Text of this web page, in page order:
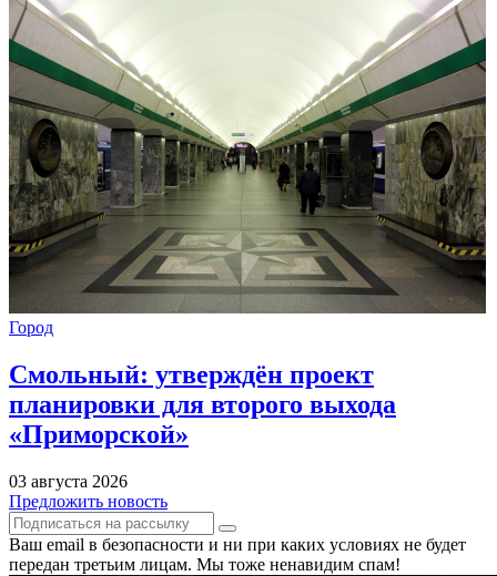
Город
Смольный: утверждён проект
планировки для второго выхода
«Приморской»
03 августа 2026
Предложить новость
Ваш email в безопасности и ни при каких условиях не будет
передан третьим лицам. Мы тоже ненавидим спам!